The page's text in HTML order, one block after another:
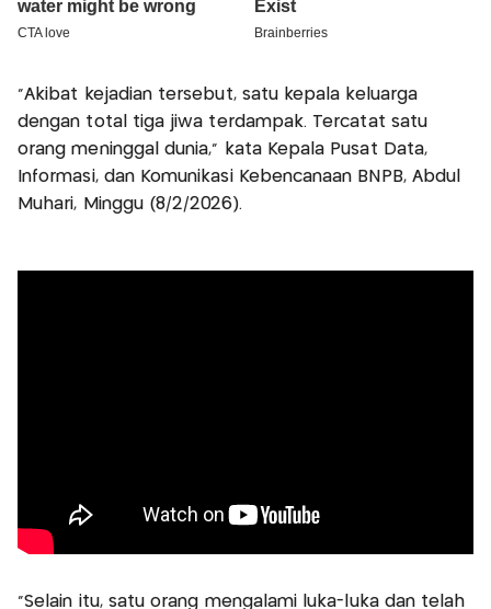
"Akibat kejadian tersebut, satu kepala keluarga
dengan total tiga jiwa terdampak. Tercatat satu
orang meninggal dunia," kata Kepala Pusat Data,
Informasi, dan Komunikasi Kebencanaan BNPB, Abdul
Muhari, Minggu (8/2/2026).
"Selain itu, satu orang mengalami luka-luka dan telah